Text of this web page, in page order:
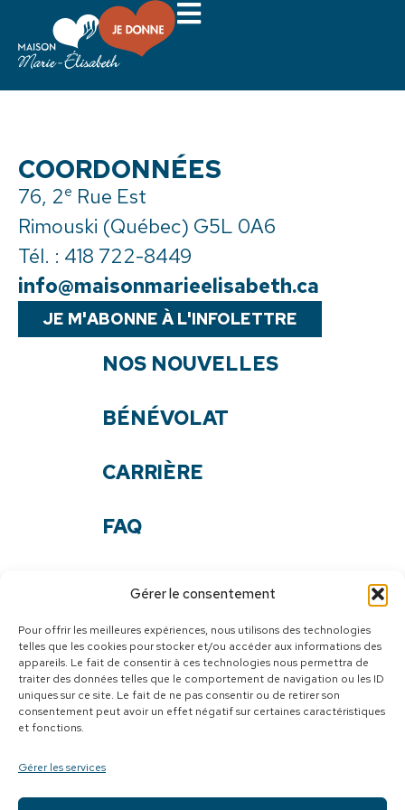
Gérer le consentement
Pour offrir les meilleures expériences, nous utilisons des technologies
telles que les cookies pour stocker et/ou accéder aux informations des
appareils. Le fait de consentir à ces technologies nous permettra de
traiter des données telles que le comportement de navigation ou les ID
uniques sur ce site. Le fait de ne pas consentir ou de retirer son
consentement peut avoir un effet négatif sur certaines caractéristiques
et fonctions.
Gérer les services
Emplacements
COORDONNÉES
76, 2e Rue Est
Rimouski (Québec) G5L 0A6
Tél. : 418 722-8449
info@maisonmarieelisabeth.ca
JE M'ABONNE À L'INFOLETTRE
NOS NOUVELLES
BÉNÉVOLAT
CARRIÈRE
FAQ
NOS DOCUMENTS
NOUS JOINDRE
SUIVEZ-NOUS
Facebook